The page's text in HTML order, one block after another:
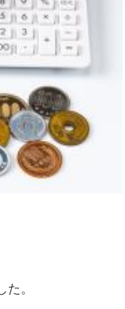
。